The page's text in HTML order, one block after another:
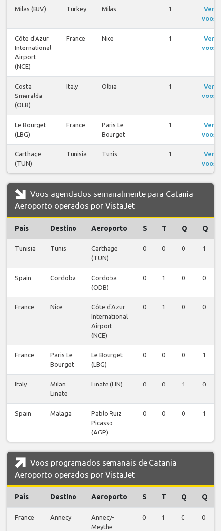
Milas (BJV) Turkey Milas 1
Ver
voos
Côte d'Azur
International
Airport
(NCE)
France Nice 1
Ver
voos
Costa
Smeralda
(OLB)
Italy Olbia 1
Ver
voos
Le Bourget
(LBG)
France
Paris Le
Bourget
1
Ver
voos
Carthage
(TUN)
Tunisia Tunis 1
Ver
voos
Voos agendados semanalmente para Catania
Aeroporto operados por VistaJet
País Destino Aeroporto S T Q Q
Tunisia Tunis
Carthage
(TUN)
0 0 0 1
Spain Cordoba
Cordoba
(ODB)
0 1 0 0
France Nice
Côte d'Azur
International
Airport
(NCE)
0 1 0 0
France
Paris Le
Bourget
Le Bourget
(LBG)
0 0 0 1
Italy
Milan
Linate
Linate (LIN) 0 0 1 0
Spain Malaga
Pablo Ruiz
Picasso
(AGP)
0 0 0 1
Voos programados semanais de Catania
Aeroporto operados por VistaJet
País Destino Aeroporto S T Q Q
France Annecy
Annecy-
Meythe
0 1 0 0